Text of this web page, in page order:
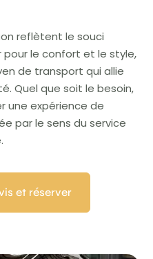
reflètent le souci
le confort et le style,
de transport qui allie
Quel que soit le besoin,
une expérience de
par le sens du service
et réserver